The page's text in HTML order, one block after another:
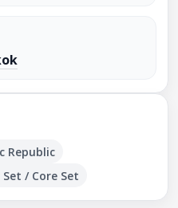
Republic
/ Core Set